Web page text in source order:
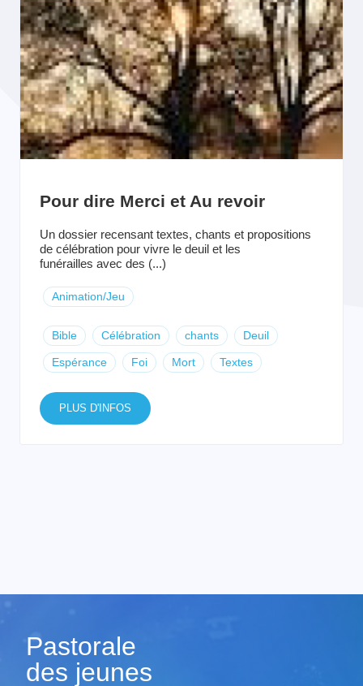
Pour dire Merci et Au revoir
Un dossier recensant textes, chants et propositions
de célébration pour vivre le deuil et les
funérailles avec des (...)
Animation/Jeu
Bible Célébration chants Deuil
Espérance Foi Mort Textes
PLUS D'INFOS
Pastorale
des jeunes